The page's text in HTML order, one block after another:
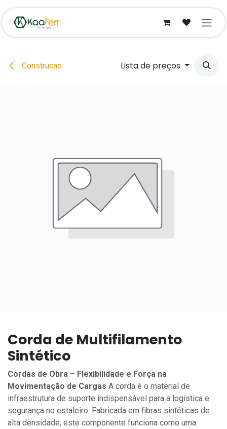
Pular para o conteúdo
Construcao Lista de preços
Corda de Multifilamento
Sintético
Cordas de Obra – Flexibilidade e Força na
Movimentação de Cargas A corda é o material de
infraestrutura de suporte indispensável para a logística e
segurança no estaleiro. Fabricada em fibras sintéticas de
alta densidade, este componente funciona como uma